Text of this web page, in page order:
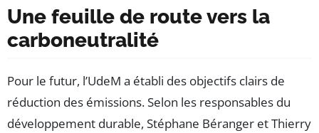
Une feuille de route vers la
carboneutralité
Pour le futur, l’UdeM a établi des objectifs clairs de
réduction des émissions. Selon les responsables du
développement durable, Stéphane Béranger et Thierry